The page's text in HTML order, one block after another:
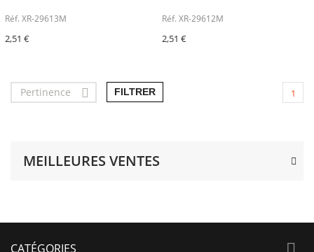
MEILLEURES VENTES
Réf. XR-29613M
2,51 €
Réf. XR-29612M
2,51 €
Pertinence  FILTRER 1
CATÉGORIES